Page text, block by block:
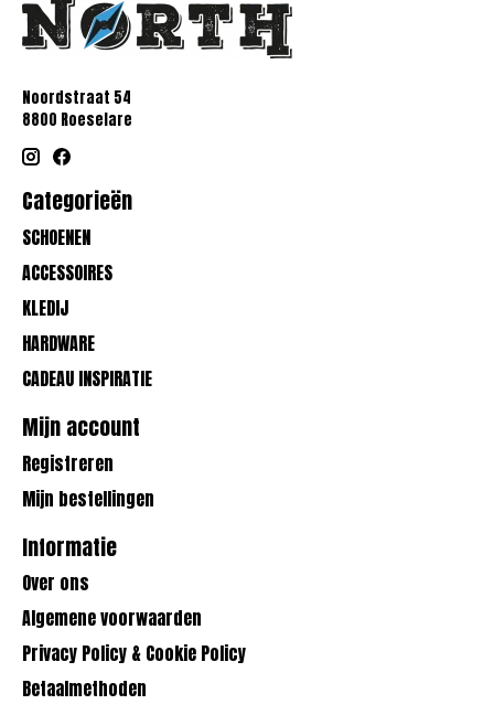
Noordstraat 54
8800 Roeselare
Categorieën
SCHOENEN
ACCESSOIRES
KLEDIJ
HARDWARE
CADEAU INSPIRATIE
Mijn account
Registreren
Mijn bestellingen
Informatie
Over ons
Algemene voorwaarden
Privacy Policy & Cookie Policy
Betaalmethoden